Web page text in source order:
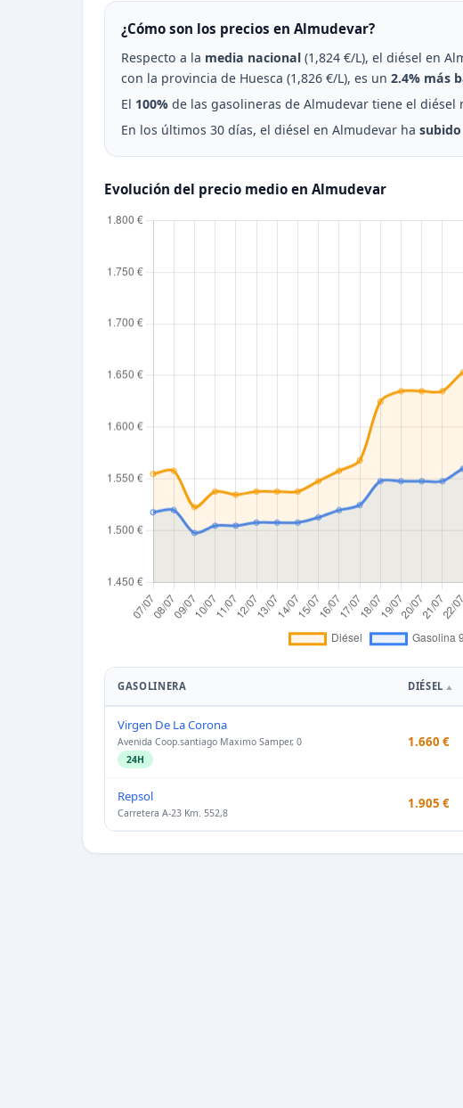
¿Cómo son los precios en Almudevar?
Respecto a la media nacional (1,824 €/L), el diésel en
con la provincia de Huesca (1,826 €/L), es un 2.4% más
El 100% de las gasolineras de Almudevar tiene el diésel
En los últimos 30 días, el diésel en Almudevar ha
Evolución del precio medio en Almudevar
GASOLINERA DIÉSEL
Virgen De La Corona
Avenida Coop.santiago Maximo Samper, 0
24H
1.660 €
Repsol
Carretera A-23 Km. 552,8
1.905 €